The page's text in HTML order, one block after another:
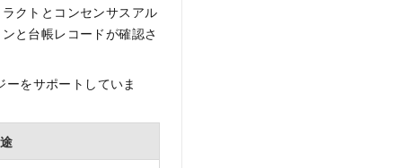
クトとコンセンサスアル
と台帳レコードが確認さ
をサポートしていま